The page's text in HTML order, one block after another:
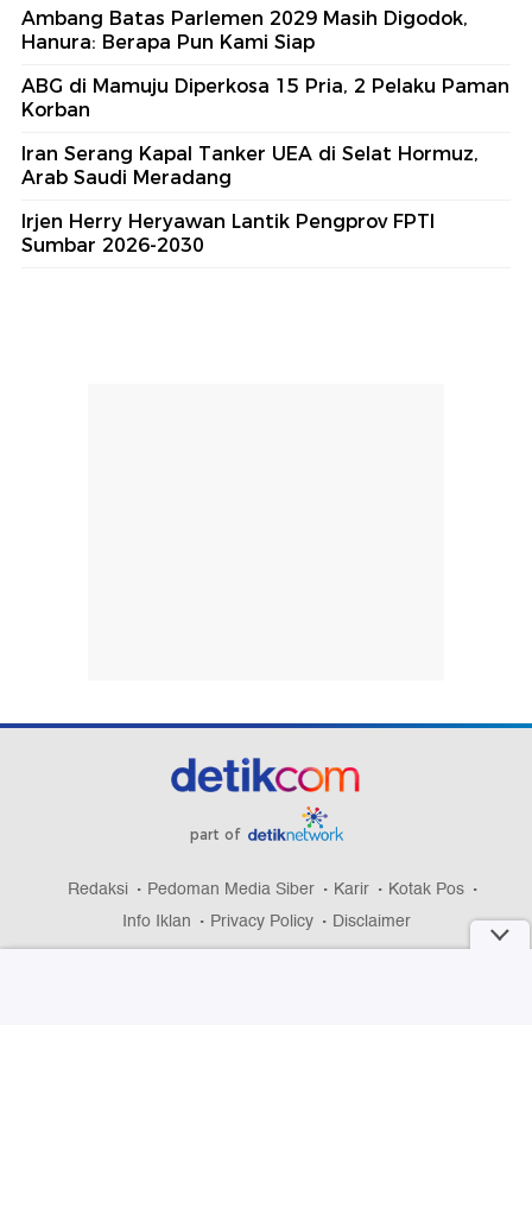
Ambang Batas Parlemen 2029 Masih Digodok,
Hanura: Berapa Pun Kami Siap
ABG di Mamuju Diperkosa 15 Pria, 2 Pelaku Paman
Korban
Iran Serang Kapal Tanker UEA di Selat Hormuz,
Arab Saudi Meradang
Irjen Herry Heryawan Lantik Pengprov FPTI
Sumbar 2026-2030
part of
Redaksi Pedoman Media Siber Karir
Kotak Pos
Info Iklan
Privacy Policy Disclaimer